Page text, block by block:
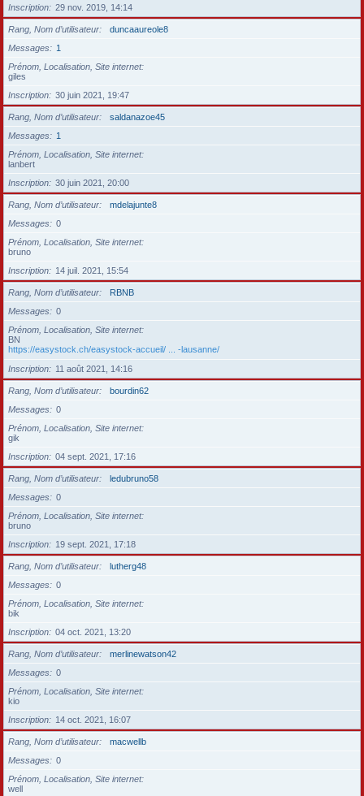
Inscription 29 nov. 2019, 14:14
Rang, Nom d’utilisateur
duncaaureole8
Messages
1
Prénom, Localisation, Site internet
giles
Inscription
30 juin 2021, 19:47
Rang, Nom d’utilisateur
saldanazoe45
Messages
1
Prénom, Localisation, Site internet
lanbert
Inscription
30 juin 2021, 20:00
Rang, Nom d’utilisateur
mdelajunte8
Messages
0
Prénom, Localisation, Site internet
bruno
Inscription
14 juil. 2021, 15:54
Rang, Nom d’utilisateur
RBNB
Messages
0
Prénom, Localisation, Site internet
BN
https://easystock.ch/easystock-accueil/ ... -lausanne/
Inscription
11 août 2021, 14:16
Rang, Nom d’utilisateur
bourdin62
Messages
0
Prénom, Localisation, Site internet
gik
Inscription
04 sept. 2021, 17:16
Rang, Nom d’utilisateur
ledubruno58
Messages
0
Prénom, Localisation, Site internet
bruno
Inscription
19 sept. 2021, 17:18
Rang, Nom d’utilisateur
lutherg48
Messages
0
Prénom, Localisation, Site internet
bik
Inscription
04 oct. 2021, 13:20
Rang, Nom d’utilisateur
merlinewatson42
Messages
0
Prénom, Localisation, Site internet
kio
Inscription
14 oct. 2021, 16:07
Rang, Nom d’utilisateur
macwellb
Messages
0
Prénom, Localisation, Site internet
well